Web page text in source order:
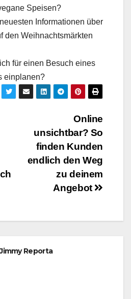
Speisen?
Informationen über
den Weihnachtsmärkten
für einen Besuch eines
einplanen?
Online
unsichtbar? So
finden Kunden
endlich den Weg
zu deinem
Angebot
Jimmy Reporta